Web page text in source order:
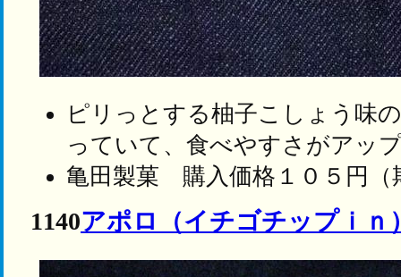
ピリっとする柚子こしょう味
っていて、食べやすさがアッ
亀田製菓 購入価格１０５円（
1140アポロ（イチゴチップｉｎ